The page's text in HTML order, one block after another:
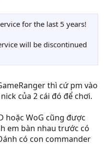
for the last 5 years!
will be discontinued
thì cứ pm vào
của 2 cái đó để chơi.
hoặc WoG cũng được
em bàn nhau trước có
có con commander